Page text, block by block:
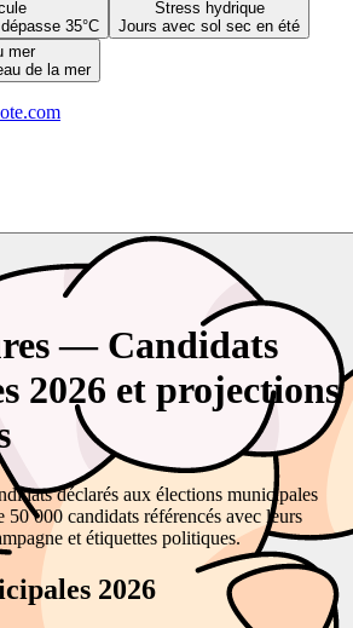
35°C
Stress hydrique
Jours avec sol sec en été
mer
de la mer
— Candidats
2026 et projections
déclarés aux élections municipales
50 000 candidats référencés avec leurs
et étiquettes politiques.
2026